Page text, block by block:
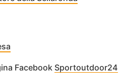
Facebook Sportoutdoor24